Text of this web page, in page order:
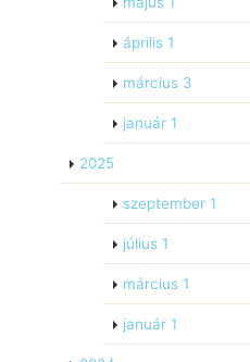
április 1
március 3
január 1
2025
szeptember 1
július 1
március 1
január 1